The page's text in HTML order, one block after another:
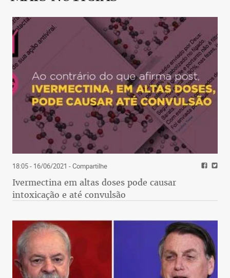
18:05 - 16/06/2021 - Compartilhe
Ivermectina em altas doses pode causar
intoxicação e até convulsão